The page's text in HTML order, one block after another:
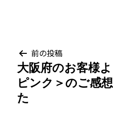
投
稿
ナ
前の投稿
大阪府のお客様
ピンク＞のご感
た